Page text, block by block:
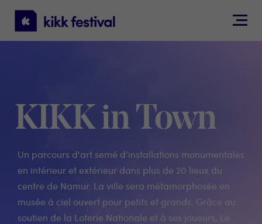
KIKK
Festival
KIKK in Town
Un parcours d'art semé d’installations monumentales
en intérieur et extérieur dans plus de 20 lieux du
centre de Namur. La ville sera métamorphosée en
musée à ciel ouvert pour petits et grands. Grâce au
soutien de la Loterie Nationale et à ses joueurs, Le